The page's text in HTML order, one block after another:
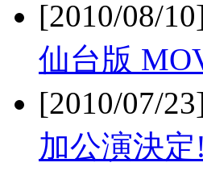
[2010/08/
仙台版
[2010/07/
加公演決定!